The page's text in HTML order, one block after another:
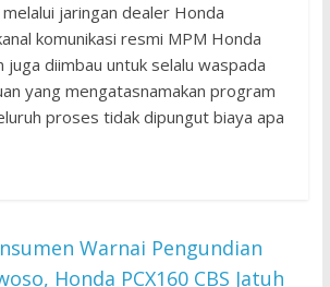
jaringan dealer Honda
komunikasi resmi MPM Honda
juga diimbau untuk selalu waspada
yang mengatasnamakan program
proses tidak dipungut biaya apa
Warnai Pengundian
Honda PCX160 CBS Jatuh